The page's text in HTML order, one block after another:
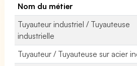
Nom du métier
Tuyauteur industriel / Tuyauteuse
industrielle
Tuyauteur / Tuyauteuse sur acier